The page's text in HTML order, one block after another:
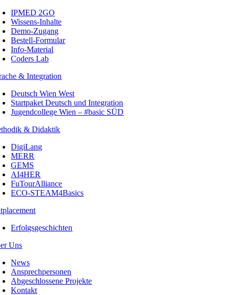
IPMED 2GO
Wissens-Inhalte
Demo-Zugang
Bestell-Formular
Info-Material
Coders Lab
& Integration
Deutsch Wien West
Startpaket Deutsch und Integration
Jugendcollege Wien – #basic SÜD
& Didaktik
DigiLang
MERR
GEMS
AI4HER
FuTourAlliance
ECO-STEAM4Basics
Erfolgsgeschichten
Uns
News
Ansprechpersonen
Abgeschlossene Projekte
Kontakt